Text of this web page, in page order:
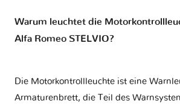
Warum leuchtet die
Alfa Romeo STELVIO?
Die Motorkontrollleuchte ist eine
Armaturenbrett, die Teil des